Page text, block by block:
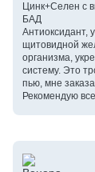
Цинк+Селен с
БАД
Антиоксидант,
щитовидной
организма,
систему. Это
пью, мне
Рекомендую